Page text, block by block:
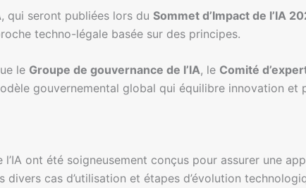
, qui seront publiées lors du Sommet d’Impact de l’IA
techno-légale basée sur des principes.
le Groupe de gouvernance de l’IA, le Comité
gouvernemental global qui équilibre innovation et
ont été soigneusement conçus pour assurer une
cas d’utilisation et étapes d’évolution